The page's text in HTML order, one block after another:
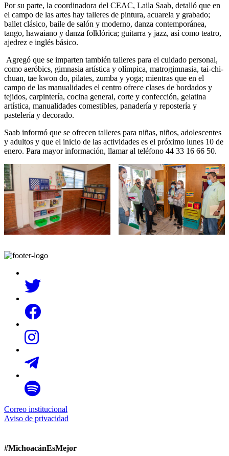
Por su parte, la coordinadora del CEAC, Laila Saab, detalló que en
el campo de las artes hay talleres de pintura, acuarela y grabado;
ballet clásico, baile de salón y moderno, danza contemporánea,
tango, hawaiano y danza folklórica; guitarra y jazz, así como teatro,
ajedrez e inglés básico.
Agregó que se imparten también talleres para el cuidado personal,
como aeróbics, gimnasia artística y olímpica, matrogimnasia, tai-chi-
chuan, tae kwon do, pilates, zumba y yoga; mientras que en el
campo de las manualidades el centro ofrece clases de bordados y
tejidos, carpintería, cocina general, corte y confección, gelatina
artística, manualidades comestibles, panadería y repostería y
pastelería y decorado.
Saab informó que se ofrecen talleres para niñas, niños, adolescentes
y adultos y que el inicio de las actividades es el próximo lunes 10 de
enero. Para mayor información, llamar al teléfono 44 33 16 66 50.
Correo institucional
Aviso de privacidad
#MichoacánEsMejor